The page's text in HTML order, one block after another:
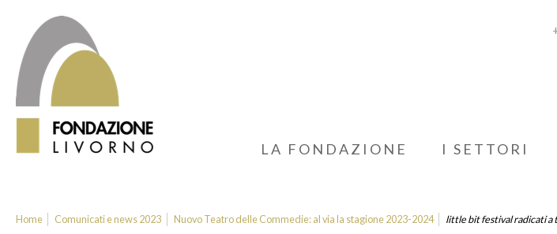
LA FONDAZIONE I SETTORI
Home Comunicati e news 2023 Nuovo Teatro delle Commedie: al via la stagione 2023-2024 little bit festival radicati a